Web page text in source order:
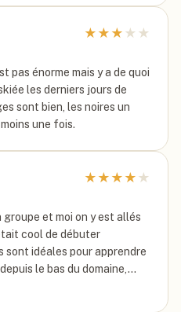
★ ★ ★ ★ ★
pas énorme mais y a de quoi
les derniers jours de
sont bien, les noires un
une fois.
★ ★ ★ ★ ★
et moi on y est allés
cool de débuter
sont idéales pour apprendre
le bas du domaine,…